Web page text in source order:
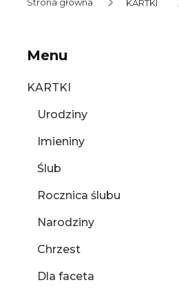
KARTKI
Menu
KARTKI
Urodziny
Imieniny
Ślub
Rocznica ślubu
Narodziny
Chrzest
Dla faceta